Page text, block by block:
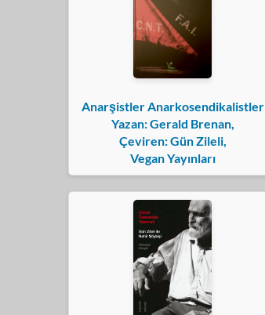
Anarşistler Anarkosendikalistler
Yazan: Gerald Brenan,
Çeviren: Gün Zileli,
Vegan Yayınları